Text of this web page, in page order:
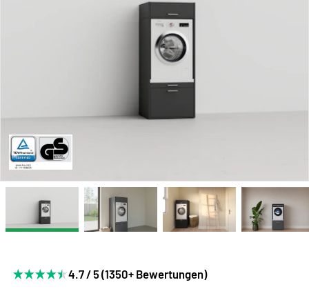
4.7 / 5 (1350+ Bewertungen)